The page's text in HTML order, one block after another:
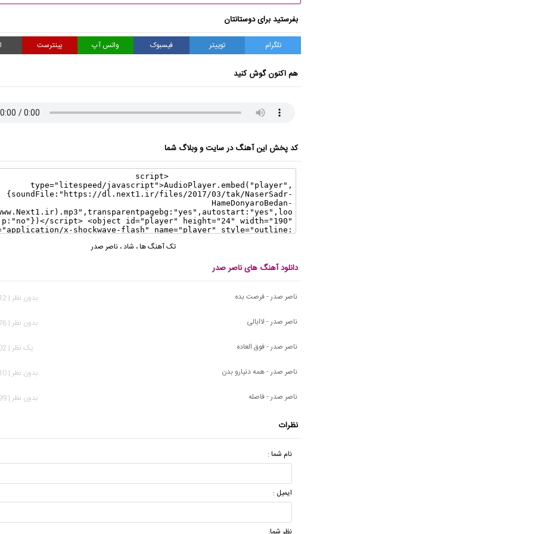
بفرستید برای دوستانتان
تلگرام توییتر فیسبوک واتس آپ پینترست
هم اکنون گوش کنید
کد پخش این آهنگ در سایت و وبلاگ شما
تک آهنگ ها، شاد، ناصر صدر
دانلود آهنگ های ناصر صدر
ناصر صدر - فرصت بده
بدون نظر | 1,412 بازدید
ناصر صدر - لاابالی
بدون نظر | 2,676 بازدید
ناصر صدر - فوق العاده
يک نظر | 5,502 بازدید
ناصر صدر - همه دنیارو بدن
بدون نظر | 9,610 بازدید
ناصر صدر - فاصله
بدون نظر | 1,699 بازدید
نظرات
نام شما :
ایمیل :
نظر شما: